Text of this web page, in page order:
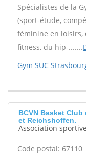
Spécialistes de la
(sport-étude,
féminine en loisirs,
fitness, du hip-.......
Gym SUC
BCVN Basket
et Reichshoffen.
Association sportive
Code postal: 67110